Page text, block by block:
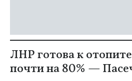
ЛНР готова к
почти на 80% —